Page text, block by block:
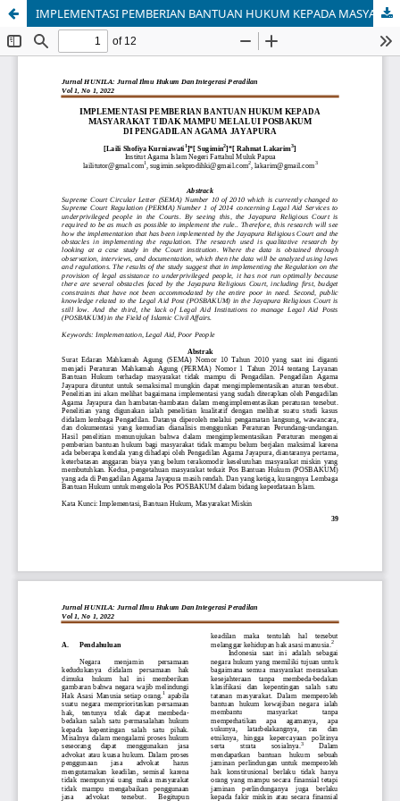
IMPLEMENTASI PEMBERIAN BANTUAN HUKUM KEPADA MASYARAKAT TIDAK MAMPU MELALUI POSBAKUM DI PENGADILAN AGAMA JAYAPURA